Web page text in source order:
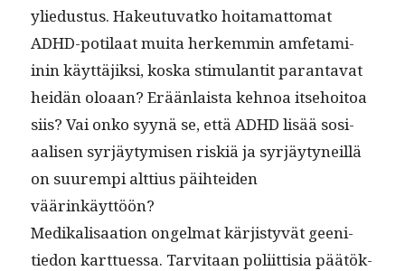
yliedus­tus. Hakeu­tu­vatko hoita­mat­tomat
ADHD-poti­laat mui­ta herkem­min amfe­tami­
inin käyt­täjik­si, kos­ka stim­u­lan­tit paran­ta­vat
hei­dän oloaan? Erään­laista kehnoa itse­hoitoa
siis? Vai onko syynä se, että ADHD lisää sosi­
aalisen syr­jäy­tymisen riskiä ja syr­jäy­tyneil­lä
on suurem­pi alt­tius päi­htei­den
väärinkäyttöön?
Medikalisaa­tion ongel­mat kär­jistyvät geen­i­
tiedon karttues­sa. Tarvi­taan poli­it­tisia päätök­